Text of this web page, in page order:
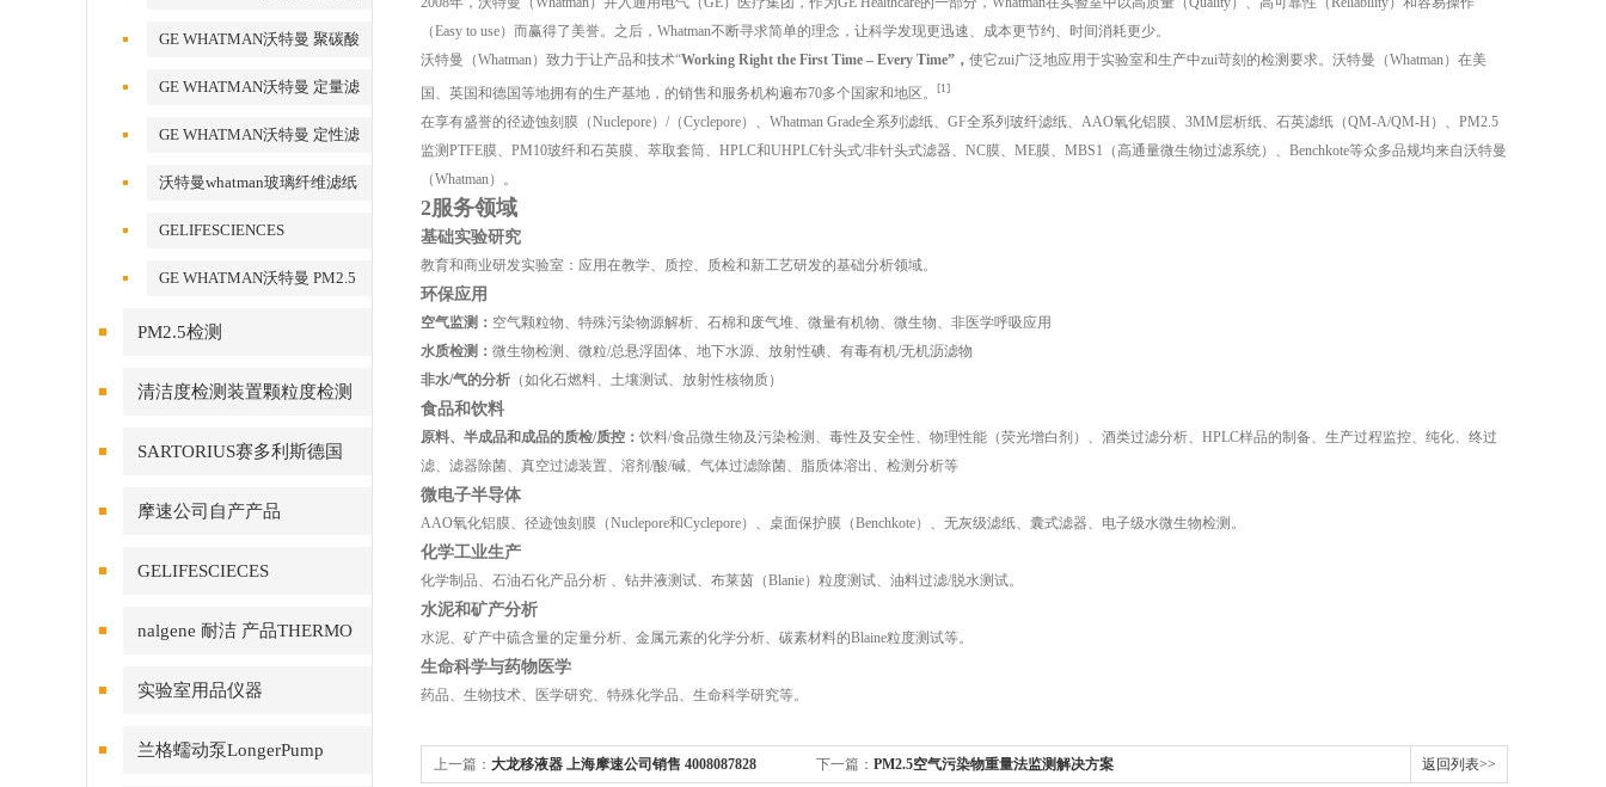
GE WHATMAN沃特曼 聚碳酸
GE WHATMAN沃特曼 定量滤
GE WHATMAN沃特曼 定性滤
纸
沃特曼whatman玻璃纤维滤纸
GELIFESCIENCES
WHATMAN 转印记膜杂交膜
GE WHATMAN沃特曼 PM2.5
PM2.5检测
清洁度检测装置颗粒度检测
SARTORIUS赛多利斯德国
摩速公司自产产品
GELIFESCIECES
nalgene 耐洁 产品THERMO
赛默飞
实验室用品仪器
兰格蠕动泵LongerPump
（Easy to use）而赢得了美誉。之后，Whatman不断寻求简单的理念，让科学发现更迅速、成本更节约、时间消耗更少。
沃特曼（Whatman）致力于让产品和技术“Working Right the First Time – Every Time”， 使它zui广泛地应用于实验室和生产中zui苛刻的检测要求。沃特曼（Whatman）在美
国、英国和德国等地拥有的生产基地，的销售和服务机构遍布70多个国家和地区。
[1]
在享有盛誉的径迹蚀刻膜（Nuclepore）/（Cyclepore）、Whatman Grade全系列滤纸、GF全系列玻纤滤纸、AAO氧化铝膜、3MM层析纸、石英滤纸（QM-A/QM-H）、PM2.5
监测PTFE膜、PM10玻纤和石英膜、萃取套筒、HPLC和UHPLC针头式/非针头式滤器、NC膜、ME膜、MBS1（高通量微生物过滤系统）、Benchkote等众多品规均来自沃特曼
（Whatman）。
2服务领域
基础实验研究
教育和商业研发实验室：应用在教学、质控、质检和新工艺研发的基础分析领域。
环保应用
空气监测： 空气颗粒物、特殊污染物源解析、石棉和废气堆、微量有机物、微生物、非医学呼吸应用
水质检测： 微生物检测、微粒/总悬浮固体、地下水源、放射性碘、有毒有机/无机沥滤物
非水/气的分析 （如化石燃料、土壤测试、放射性核物质）
食品和饮料
原料、半成品和成品的质检/质控： 饮料/食品微生物及污染检测、毒性及安全性、物理性能（荧光增白剂）、酒类过滤分析、HPLC样品的制备、生产过程监控、纯化、终过
滤、滤器除菌、真空过滤装置、溶剂/酸/碱、气体过滤除菌、脂质体溶出、检测分析等
微电子半导体
AAO氧化铝膜、径迹蚀刻膜（Nuclepore和Cyclepore）、桌面保护膜（Benchkote）、无灰级滤纸、囊式滤器、电子级水微生物检测。
化学工业生产
化学制品、石油石化产品分析 、钻井液测试、布莱茵（Blanie）粒度测试、油料过滤/脱水测试。
水泥和矿产分析
水泥、矿产中硫含量的定量分析、金属元素的化学分析、碳素材料的Blaine粒度测试等。
生命科学与药物医学
药品、生物技术、医学研究、特殊化学品、生命科学研究等。
上一篇： 大龙移液器 上海摩速公司销售 4008087828 下一篇： PM2.5空气污染物重量法监测解决方案 返回列表>>